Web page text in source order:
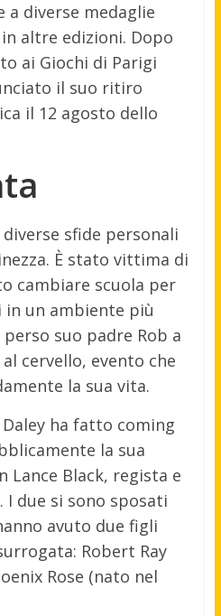
a diverse medaglie
altre edizioni. Dopo
ai Giochi di Parigi
il suo ritiro
il 12 agosto dello
sfide personali
È stato vittima di
cambiare scuola per
un ambiente più
suo padre Rob a
cervello, evento che
la sua vita.
ha fatto coming
la sua
Lance Black, regista e
due si sono sposati
avuto due figli
Robert Ray
Rose (nato nel